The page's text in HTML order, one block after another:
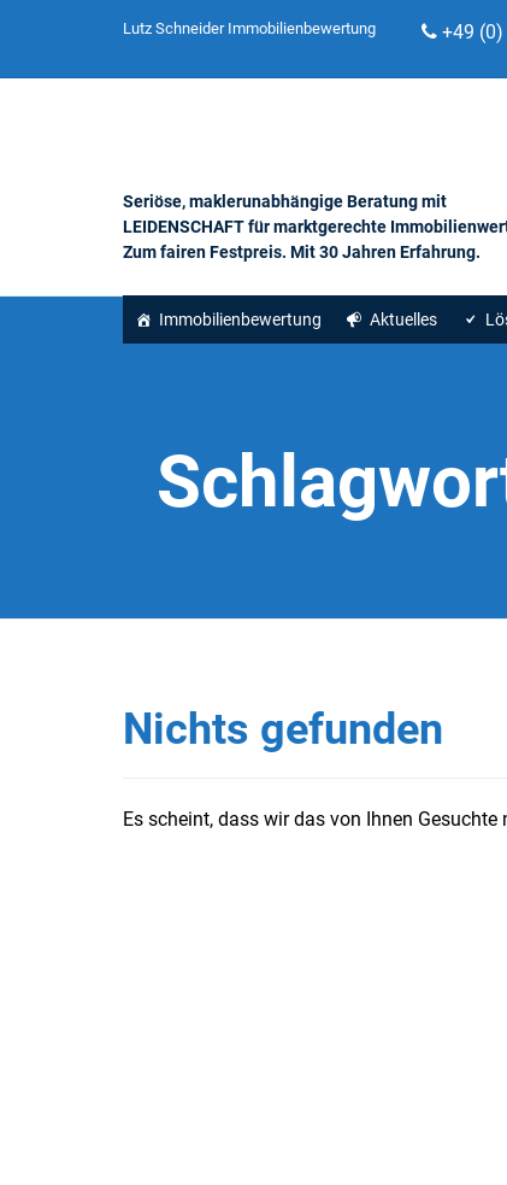
Lutz Schneider Immobilienbewertung +49
Seriöse, maklerunabhängige Beratung mit
LEIDENSCHAFT für marktgerechte
Zum fairen Festpreis. Mit 30 Jahren Erfahrung.
Immobilienbewertung Aktuelles
Nichts gefunden
Es scheint, dass wir das von Ihnen